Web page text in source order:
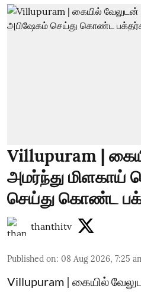
Villupuram |
அமர்ந்து மிளகாய்
செய்து கொண்ட
thanthitv
Published on: 08 Aug 2026, 7:25
Villupuram | கையில்